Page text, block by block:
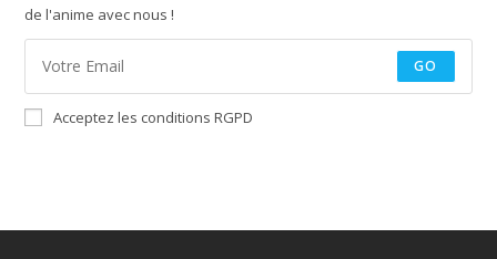
de l'anime avec nous !
GO
Acceptez les conditions RGPD